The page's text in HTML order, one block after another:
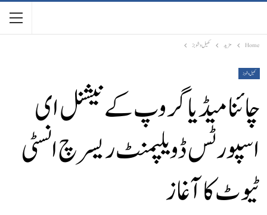
Home مزید کھیل و شوبز
کھیل و شوبز
چائنا میڈیا گروپ کے نیشنل ای
اسپورٹس ڈویلپمنٹ ریسرچ انسٹی
ٹیوٹ کا آغاز